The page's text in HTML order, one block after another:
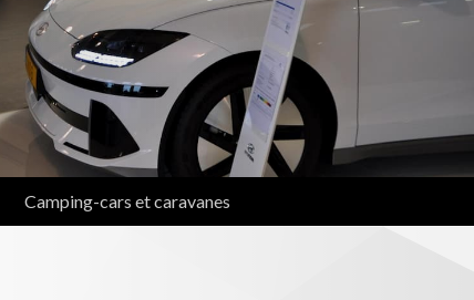
Camping-cars et caravanes